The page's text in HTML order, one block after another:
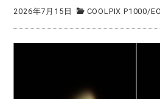
2026年7月15日 COOLPIX P1000/